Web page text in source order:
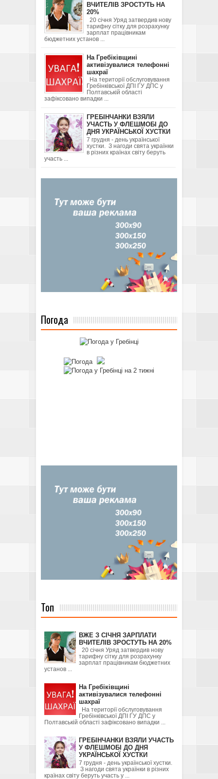
ВЧИТЕЛІВ ЗРОСТУТЬ НА
20%
20 січня Уряд затвердив нову
тарифну сітку для розрахунку
зарплат працівникам
бюджетних установ ...
На Гребіківщині
активізувалися телефонні
шахраї
На території обслуговування
Гребінківської ДПІ ГУ ДПС у
Полтавській області
зафіксовано випадки ...
ГРЕБІНЧАНКИ ВЗЯЛИ
УЧАСТЬ У ФЛЕШМОБІ ДО
ДНЯ УКРАЇНСЬКОЇ ХУСТКИ
7 грудня - день української
хустки. З нагоди свята українки
в різних країнах світу беруть
участь ...
Погода
Топ
ВЖЕ З СІЧНЯ ЗАРПЛАТИ
ВЧИТЕЛІВ ЗРОСТУТЬ НА 20%
20 січня Уряд затвердив нову
тарифну сітку для розрахунку
зарплат працівникам бюджетних
установ ...
На Гребіківщині
активізувалися телефонні
шахраї
На території обслуговування
Гребінківської ДПІ ГУ ДПС у
Полтавській області зафіксовано випадки ...
ГРЕБІНЧАНКИ ВЗЯЛИ УЧАСТЬ
У ФЛЕШМОБІ ДО ДНЯ
УКРАЇНСЬКОЇ ХУСТКИ
7 грудня - день української хустки.
З нагоди свята українки в різних
країнах світу беруть участь у ...